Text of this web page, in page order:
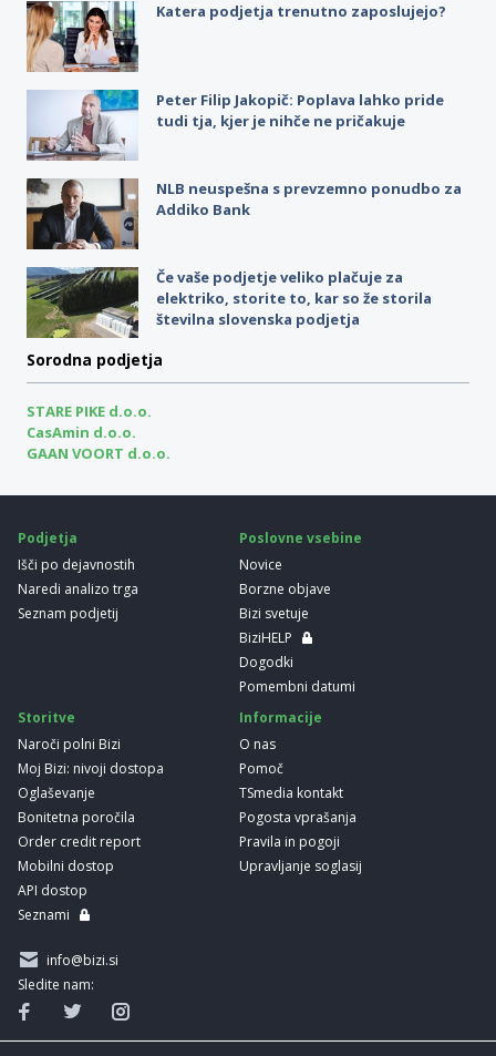
Katera podjetja trenutno zaposlujejo?
Peter Filip Jakopič: Poplava lahko pride
tudi tja, kjer je nihče ne pričakuje
NLB neuspešna s prevzemno ponudbo za
Addiko Bank
Če vaše podjetje veliko plačuje za
elektriko, storite to, kar so že storila
številna slovenska podjetja
Sorodna podjetja
STARE PIKE d.o.o.
CasAmin d.o.o.
GAAN VOORT d.o.o.
Podjetja
Išči po dejavnostih
Naredi analizo trga
Seznam podjetij
Poslovne vsebine
Novice
Borzne objave
Bizi svetuje
BiziHELP
Dogodki
Pomembni datumi
Storitve
Naroči polni Bizi
Moj Bizi: nivoji dostopa
Oglaševanje
Bonitetna poročila
Order credit report
Mobilni dostop
API dostop
Seznami
Informacije
O nas
Pomoč
TSmedia kontakt
Pogosta vprašanja
Pravila in pogoji
Upravljanje soglasij
info@bizi.si
Sledite nam: